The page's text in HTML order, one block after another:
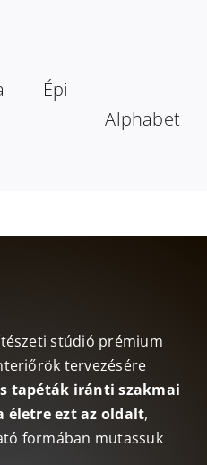
Épi
Alphabet
stúdió prémium
tervezésére
tapéták iránti szakmai
életre ezt az oldalt,
formában mutassuk